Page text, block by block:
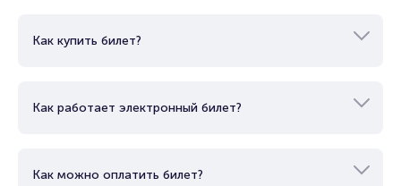
Как купить билет?
Как работает электронный билет?
Как можно оплатить билет?